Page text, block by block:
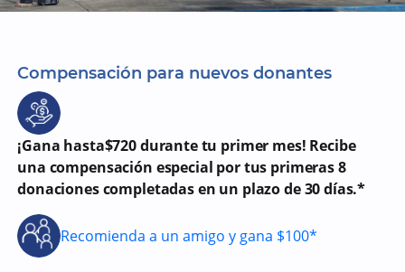
Compensación para nuevos donantes
¡Gana hasta$720 durante tu primer mes! Recibe
una compensación especial por tus primeras 8
donaciones completadas en un plazo de 30 días.*
Recomienda a un amigo y gana $100*